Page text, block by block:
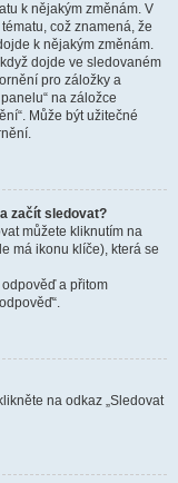
k nějakým změnám. V
což znamená, že
k nějakým změnám.
dojde ve sledovaném
pro záložky a
na záložce
Může být užitečné
začít sledovat?
můžete kliknutím na
má ikonu klíče), která se
a přitom
na odkaz „Sledovat